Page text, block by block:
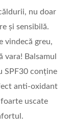
nu doar
și sensibilă.
vindecă greu,
Balsamul
SPF30 conține
anti-oxidant
uscate